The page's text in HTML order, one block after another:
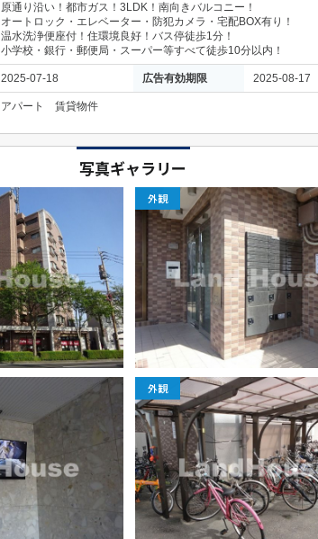
原通り沿い！都市ガス！3LDK！南向きバルコニー！
オートロック・エレベーター・防犯カメラ・宅配BOX有り！
温水洗浄便座付！住環境良好！バス停徒歩1分！
小学校・銀行・郵便局・スーパー等すべて徒歩10分以内！
2025-07-18 広告有効期限 2025-08-17
アパート 賃貸物件
写真ギャラリー
外観
外観